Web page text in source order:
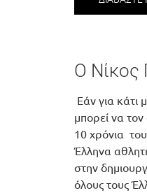
Ο Νίκος
Εάν για κάτι
μπορεί να
10 χρόνια
Έλληνα
στην
όλους τους